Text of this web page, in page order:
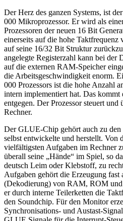
Der Herz des ganzen Systems, ist
000 Mikroprozessor. Er wird als
Prozessoren der neuen 16 Bit
einerseits auf die hohe Taktfrequenz
auf seine 16/32 Bit Struktur
angelegte Registerzahl kann bei der
auf die externen RAM-Speicher
die Arbeitsgeschwindigkeit enorm.
000 Prozessors ist die hohe Anzahl
intern implementiert hat. Das
entgegen. Der Prozessor steuert
Rechner.
Der GLUE-Chip gehört auch zu
selbst entwickelte und herstellt. Von
vielfältigsten Aufgaben im Rechner
überall seine „Hände“ im Spiel, so
deutsch Leim oder Klebstoff, zu
Aufgaben gehört die Erzeugung
(Dekodierung) von RAM, ROM und
er durch interne Teilerketten die
den Soundchip. Für den Monitor
Synchronisations- und Austast-